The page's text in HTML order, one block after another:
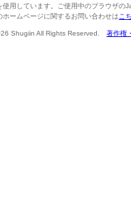
使用しています。ご使用中のブラウザの
ホームページに関するお問い合わせは こ
Shugiin All Rights Reserved. 著作権